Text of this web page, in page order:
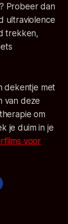
Probeer dan
ultraviolence
trekken,
dekentje met
van deze
om
je duim in je
voor